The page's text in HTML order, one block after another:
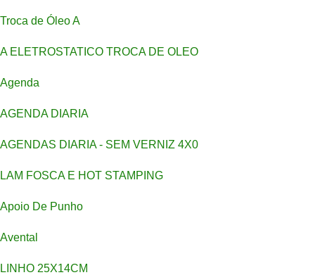
Troca de Óleo A
A ELETROSTATICO TROCA DE OLEO
Agenda
AGENDA DIARIA
AGENDAS DIARIA - SEM VERNIZ 4X0
LAM FOSCA E HOT STAMPING
Apoio De Punho
Avental
LINHO 25X14CM